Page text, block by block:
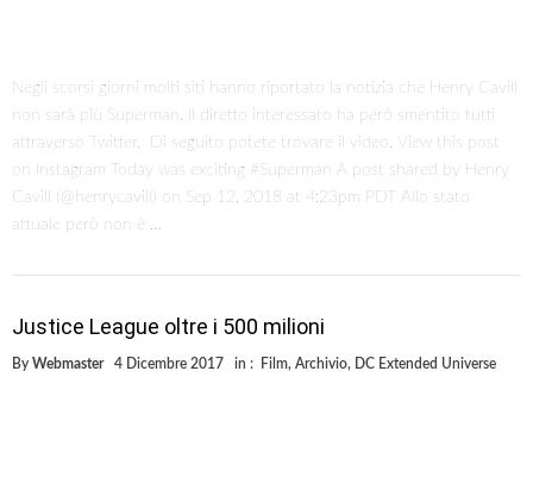
Negli scorsi giorni molti siti hanno riportato la notizia che Henry Cavill
non sarà più Superman. Il diretto interessato ha però smentito tutti
attraverso Twitter. Di seguito potete trovare il video. View this post
on Instagram Today was exciting #Superman A post shared by Henry
Cavill (@henrycavill) on Sep 12, 2018 at 4:23pm PDT Allo stato
attuale però non è …
Justice League oltre i 500 milioni
By Webmaster 4 Dicembre 2017 in : Film, Archivio, DC Extended Universe